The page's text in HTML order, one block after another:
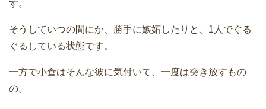
す。
そうしていつの間にか、勝手に嫉妬したりと、1人でぐる
ぐるしている状態です。
一方で小倉はそんな彼に気付いて、一度は突き放すもの
の。